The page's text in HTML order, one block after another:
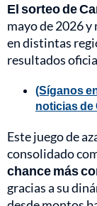
El sorteo de
mayo de 2026
en distintas
resultados
(Síganos
noticias de
Este juego de
consolidado
chance más
gracias a su